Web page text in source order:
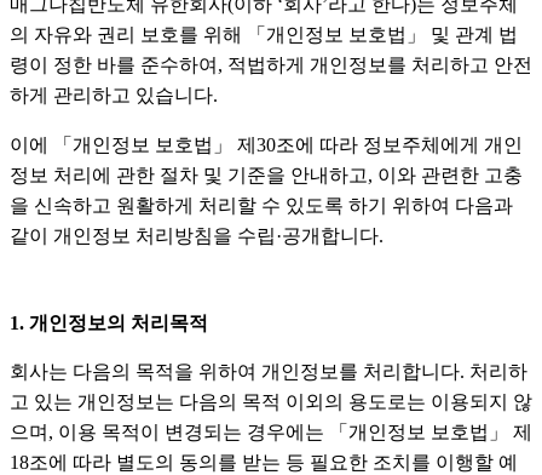
매그나칩반도체 유한회사(이하 ‘회사’라고 한다)는 정보주체
의 자유와 권리 보호를 위해 「개인정보 보호법」 및 관계 법
령이 정한 바를 준수하여, 적법하게 개인정보를 처리하고 안전
하게 관리하고 있습니다.
이에 「개인정보 보호법」 제30조에 따라 정보주체에게 개인
정보 처리에 관한 절차 및 기준을 안내하고, 이와 관련한 고충
을 신속하고 원활하게 처리할 수 있도록 하기 위하여 다음과
같이 개인정보 처리방침을 수립·공개합니다.
1. 개인정보의 처리목적
회사는 다음의 목적을 위하여 개인정보를 처리합니다. 처리하
고 있는 개인정보는 다음의 목적 이외의 용도로는 이용되지 않
으며, 이용 목적이 변경되는 경우에는 「개인정보 보호법」 제
18조에 따라 별도의 동의를 받는 등 필요한 조치를 이행할 예